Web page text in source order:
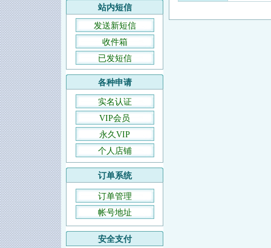
站内短信
发送新短信
收件箱
已发短信
各种申请
实名认证
VIP会员
永久VIP
个人店铺
订单系统
订单管理
帐号地址
安全支付